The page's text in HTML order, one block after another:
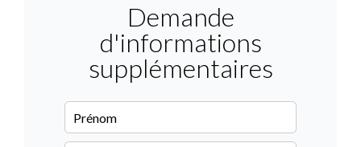
Demande
d'informations
supplémentaires